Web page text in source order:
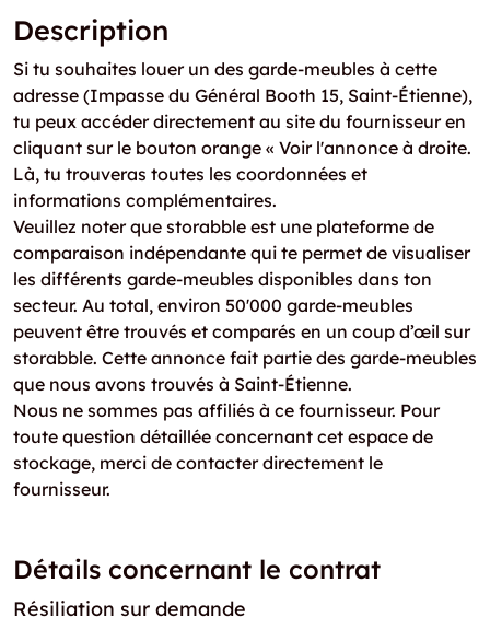
Description
Si tu souhaites louer un des garde-meubles à cette
adresse (Impasse du Général Booth 15, Saint-Étienne),
tu peux accéder directement au site du fournisseur en
cliquant sur le bouton orange « Voir l'annonce à droite.
Là, tu trouveras toutes les coordonnées et
informations complémentaires.
Veuillez noter que storabble est une plateforme de
comparaison indépendante qui te permet de visualiser
les différents garde-meubles disponibles dans ton
secteur. Au total, environ 50'000 garde-meubles
peuvent être trouvés et comparés en un coup d’œil sur
storabble. Cette annonce fait partie des garde-meubles
que nous avons trouvés à Saint-Étienne.
Nous ne sommes pas affiliés à ce fournisseur. Pour
toute question détaillée concernant cet espace de
stockage, merci de contacter directement le
fournisseur.
Détails concernant le contrat
Résiliation sur demande